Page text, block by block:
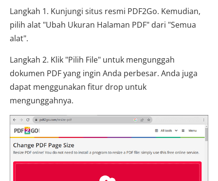
Langkah 1. Kunjungi situs resmi PDF2Go. Kemudian,
pilih alat "Ubah Ukuran Halaman PDF" dari "Semua
alat".
Langkah 2. Klik "Pilih File" untuk mengunggah
dokumen PDF yang ingin Anda perbesar. Anda juga
dapat menggunakan fitur drop untuk
mengunggahnya.